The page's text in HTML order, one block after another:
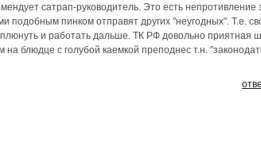
сатрап-руководитель. Это есть непротивление
подобным пинком отправят других "неугодных". Т.е.
и работать дальше. ТК РФ довольно приятная
блюдце с голубой каемкой преподнес т.н.